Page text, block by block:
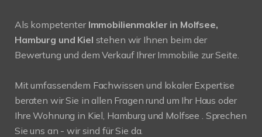
Als kompetenter Immobilienmakler in Molfsee,
Hamburg und Kiel stehen wir Ihnen beim der
Bewertung und dem Verkauf Ihrer Immobilie zur Seite.
Mit umfassendem Fachwissen und lokaler Expertise
beraten wir Sie in allen Fragen rund um Ihr Haus oder
Ihre Wohnung in Kiel, Hamburg und Molfsee . Sprechen
Sie uns an - wir sind für Sie da.